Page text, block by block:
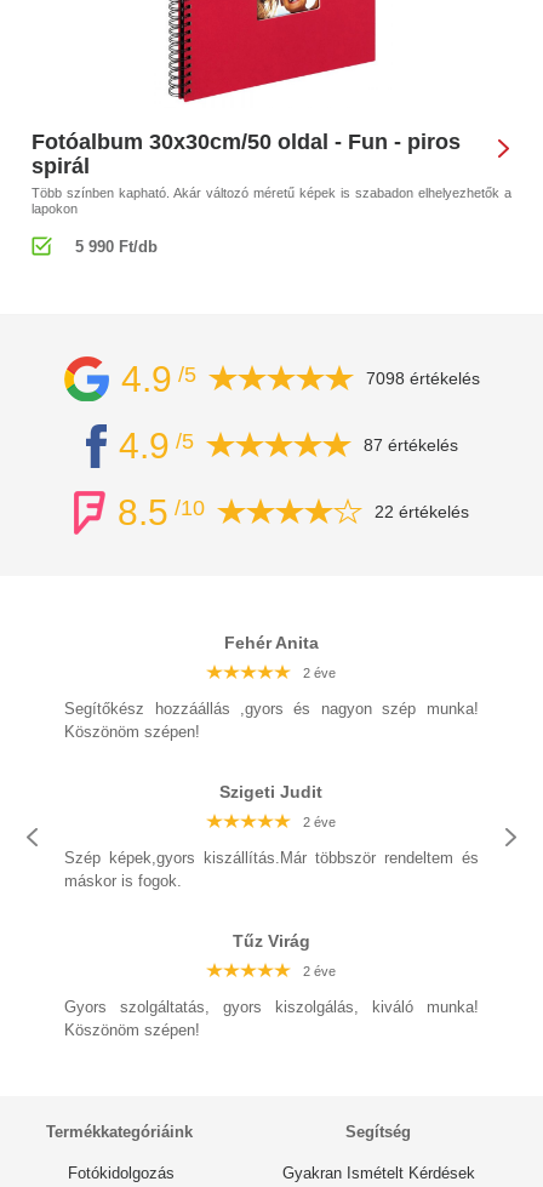
Fotóalbum 30x30cm/50 oldal - Fun - piros
spirál
Több színben kapható. Akár változó méretű képek is szabadon elhelyezhetők a
lapokon
5 990 Ft/db
4.9 /5 7098 értékelés
4.9 /5 87 értékelés
8.5 /10 22 értékelés
Fehér Anita
2 éve
Segítőkész hozzáállás ,gyors és nagyon szép munka!
Köszönöm szépen!
Szigeti Judit
2 éve
Szép képek,gyors kiszállítás.Már többször rendeltem és
máskor is fogok.
Tűz Virág
2 éve
Gyors szolgáltatás, gyors kiszolgálás, kiváló munka!
Köszönöm szépen!
2 éve
2 éve
2 éve
2 éve
2 éve
2 éve
2 éve
2 éve
2 éve
2 éve
2 éve
2 éve
2 éve
Termékkategóriáink
Fotókidolgozás
Segítség
Gyakran Ismételt Kérdések